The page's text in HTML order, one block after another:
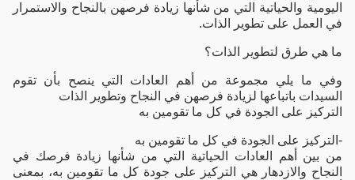
اليومية والحياتية التي من شأنها زيادة فرصهن بالنجاح والاستمرار
في العمل على تطوير الذات.
ما هي طرق لتطوير الذات؟
وفي ما يلي مجموعة من أهم العادات التي ينصح بأن تقوم
السيدات باتباعها لزيادة فرصهن في النجاح وتطوير الذات
التركيز على الجودة في كل ما تقومين به
-التركيز على الجودة في كل ما تقومين به
من بين أهم العادات الحياتية التي من شأنها زيادة فرصك في
النجاح والازدهار هي التركيز على جودة كل ما تقومين به، بمعنى